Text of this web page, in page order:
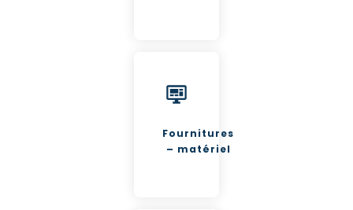
Fournitures
– matériel